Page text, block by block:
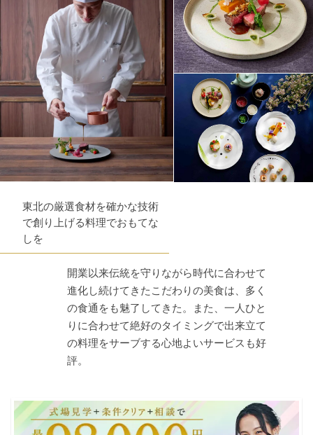
東北の厳選食材を確かな技術
で創り上げる料理でおもてな
しを
開業以来伝統を守りながら時代に合わせて
進化し続けてきたこだわりの美食は、多く
の食通をも魅了してきた。また、一人ひと
りに合わせて絶好のタイミングで出来立て
の料理をサーブする心地よいサービスも好
評。